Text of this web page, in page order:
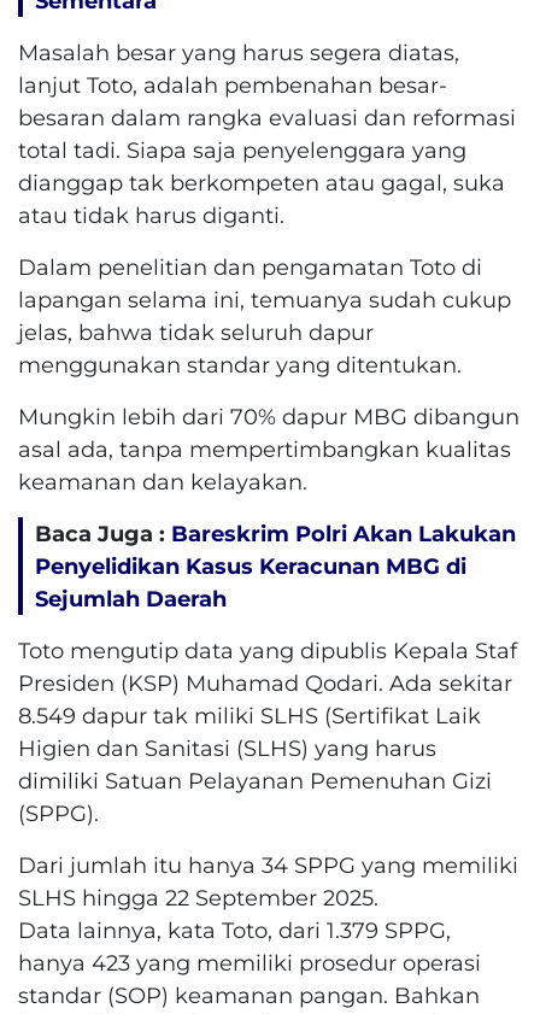
Masalah besar yang harus segera diatas,
lanjut Toto, adalah pembenahan besar-
besaran dalam rangka evaluasi dan reformasi
total tadi. Siapa saja penyelenggara yang
dianggap tak berkompeten atau gagal, suka
atau tidak harus diganti.
Dalam penelitian dan pengamatan Toto di
lapangan selama ini, temuanya sudah cukup
jelas, bahwa tidak seluruh dapur
menggunakan standar yang ditentukan.
Mungkin lebih dari 70% dapur MBG dibangun
asal ada, tanpa mempertimbangkan kualitas
keamanan dan kelayakan.
Baca Juga : Bareskrim Polri Akan Lakukan
Penyelidikan Kasus Keracunan MBG di
Sejumlah Daerah
Toto mengutip data yang dipublis Kepala Staf
Presiden (KSP) Muhamad Qodari. Ada sekitar
8.549 dapur tak miliki SLHS (Sertifikat Laik
Higien dan Sanitasi (SLHS) yang harus
dimiliki Satuan Pelayanan Pemenuhan Gizi
(SPPG).
Dari jumlah itu hanya 34 SPPG yang memiliki
SLHS hingga 22 September 2025.
Data lainnya, kata Toto, dari 1.379 SPPG,
hanya 423 yang memiliki prosedur operasi
standar (SOP) keamanan pangan. Bahkan